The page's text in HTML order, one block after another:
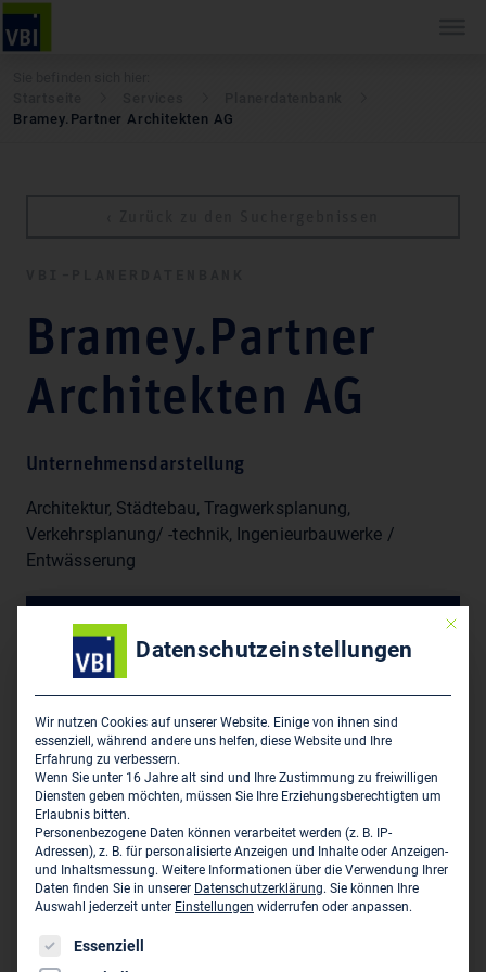
Bramey.Partner Architekten AG
Bramey.Partner
Architekten AG
Unternehmensdarstellung
Architektur, Städtebau, Tragwerksplanung,
Verkehrsplanung/ -technik, Ingenieurbauwerke /
Entwässerung
Sitz des Zweigbüros
Bramey.Partner Architekten AG
D-99085 Erfurt
0361 59 85 10
0361 59 85 113
info@brameygroup.de
www.architekten.brameygroup.de
Dieses Unternehmen ist ein Zweigbüro von:
Mit
Datenschutzeinstellungen
Wir nutzen Cookies auf unserer Website. Einige von ihnen sind
essenziell, während andere uns helfen, diese Website und Ihre
Erfahrung zu verbessern.
Wenn Sie unter 16 Jahre alt sind und Ihre Zustimmung zu freiwilligen
Diensten geben möchten, müssen Sie Ihre Erziehungsberechtigten um
Erlaubnis bitten.
Personenbezogene Daten können verarbeitet werden (z. B. IP-
Adressen), z. B. für personalisierte Anzeigen und Inhalte oder Anzeigen-
und Inhaltsmessung. Weitere Informationen über die Verwendung Ihrer
Daten finden Sie in unserer Datenschutzerklärung. Sie können Ihre
Auswahl jederzeit unter Einstellungen widerrufen oder anpassen.
Es folgt eine Liste der Service-Gruppen, für die eine
Essenziell